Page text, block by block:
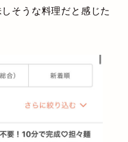
そうな料理だと感じた